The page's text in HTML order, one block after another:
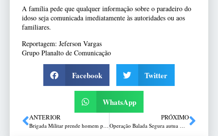
A família pede que qualquer informação sobre o paradeiro do
idoso seja comunicada imediatamente às autoridades ou aos
familiares.
Reportagem: Jeferson Vargas
Grupo Planalto de Comunicação
Facebook Twitter
WhatsApp
ANTERIOR
Brigada Militar prende homem por receptação de veículo furtado em Passo Fundo
PRÓXIMO
Operação Balada Segura autua motoristas por embriaguez ao volante em Passo Fundo